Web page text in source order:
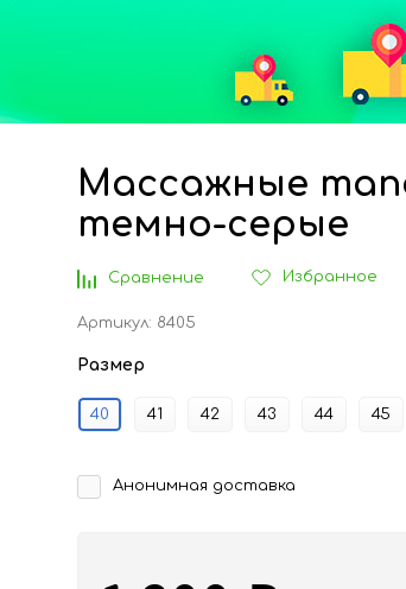
Массажные
темно-серые
Сравнение Избранное
Артикул: 8405
Размер
40 41 42 43 44 45
Анонимная доставка